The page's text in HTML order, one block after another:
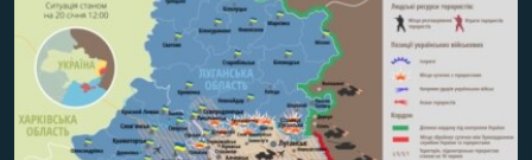
ВІДЕОУРОКИ «ELIFBE»
СВІДЧЕННЯ ОКУПАЦІЇ
УКРАЇНСЬКА ПРОБЛЕМА КРИМУ
ІНФОГРАФІКА
Русский
Qırımtatar
ДОЛУЧАЙСЯ!